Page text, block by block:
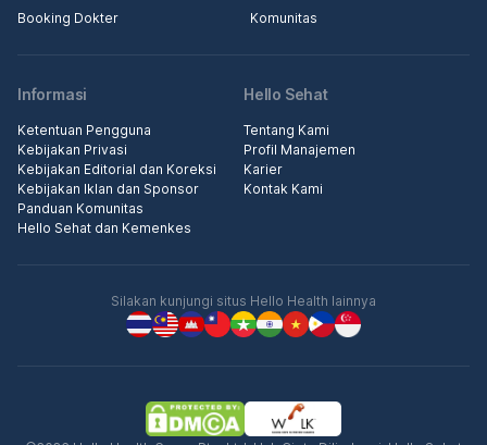
Booking Dokter
Komunitas
Informasi
Ketentuan Pengguna
Kebijakan Privasi
Kebijakan Editorial dan Koreksi
Kebijakan Iklan dan Sponsor
Panduan Komunitas
Hello Sehat dan Kemenkes
Hello Sehat
Tentang Kami
Profil Manajemen
Karier
Kontak Kami
Silakan kunjungi situs Hello Health lainnya